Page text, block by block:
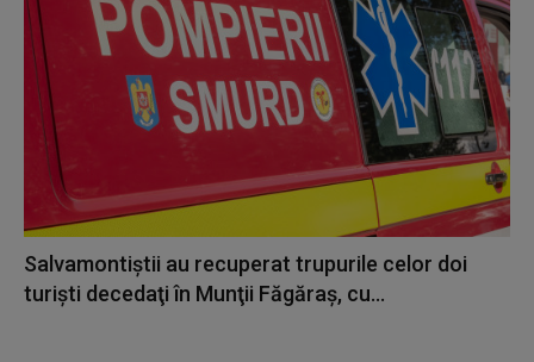
Salvamontiştii au recuperat trupurile celor doi
turişti decedaţi în Munţii Făgăraş, cu...